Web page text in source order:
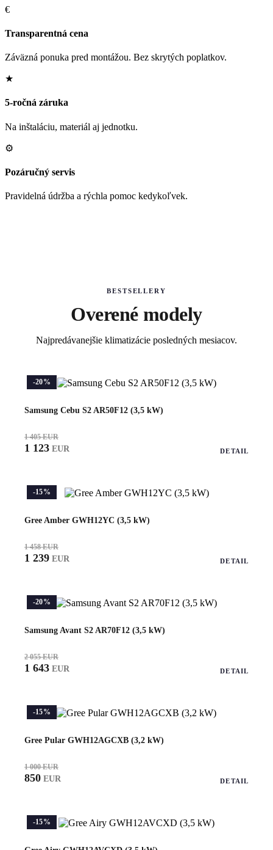
€
Transparentná cena
Záväzná ponuka pred montážou. Bez skrytých poplatkov.
★
5-ročná záruka
Na inštaláciu, materiál aj jednotku.
⚙
Pozáručný servis
Pravidelná údržba a rýchla pomoc kedykoľvek.
BESTSELLERY
Overené modely
Najpredávanejšie klimatizácie posledných mesiacov.
-20%
Samsung Cebu S2 AR50F12 (3,5 kW)
1 405 EUR
1 123 EUR DETAIL
-15%
Gree Amber GWH12YC (3,5 kW)
1 458 EUR
1 239 EUR DETAIL
-20%
Samsung Avant S2 AR70F12 (3,5 kW)
2 055 EUR
1 643 EUR DETAIL
-15%
Gree Pular GWH12AGCXB (3,2 kW)
1 000 EUR
850 EUR DETAIL
-15%